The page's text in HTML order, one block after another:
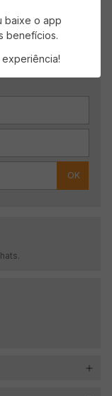
OK
baixe o app
benefícios.